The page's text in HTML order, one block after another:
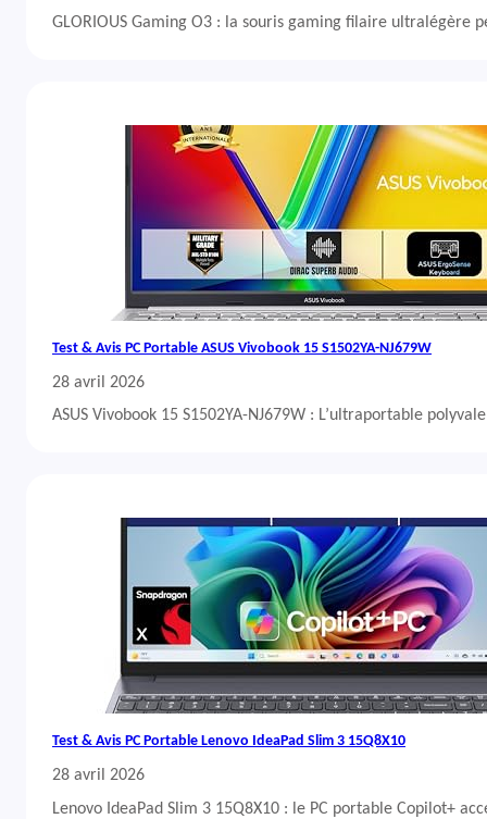
GLORIOUS Gaming O3 : la souris gaming filaire ultralégère
Test & Avis PC Portable ASUS Vivobook 15 S1502YA-NJ679W
28 avril 2026
ASUS Vivobook 15 S1502YA-NJ679W : L’ultraportable
Test & Avis PC Portable Lenovo IdeaPad Slim 3 15Q8X10
28 avril 2026
Lenovo IdeaPad Slim 3 15Q8X10 : le PC portable Copilot+